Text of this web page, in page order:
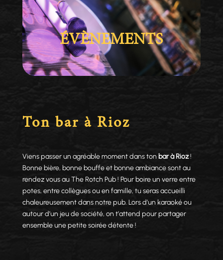
ÉVÈNEMENTS
Ton bar à Rioz
Viens passer un agréable moment dans ton bar à Rioz!
Bonne bière, bonne bouffe et bonne ambiance sont au
rendez vous au The Rotch Pub ! Pour boire un verre entre
potes, entre collègues ou en famille, tu seras accueilli
chaleureusement dans notre pub. Lors d’un karaoké ou
autour d’un jeu de société, on t’attend pour partager
ensemble une petite soirée détente !